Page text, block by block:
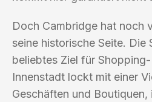
Doch Cambridge hat noch
seine historische Seite. Die
beliebtes Ziel für
Innenstadt lockt mit einer
Geschäften und Boutiquen,